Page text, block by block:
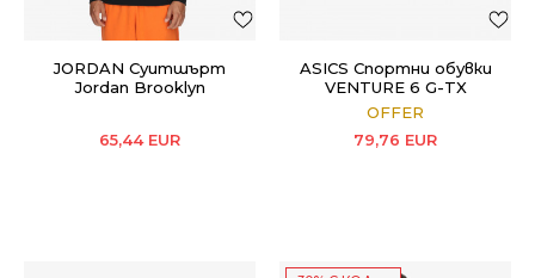
JORDAN Суитшърт
Jordan Brooklyn
65,44 EUR
ASICS Спортни обувки
VENTURE 6 G-TX
OFFER
79,76 EUR